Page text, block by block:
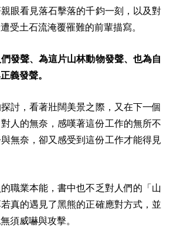
眼看見落石擊落的千鈞一刻，以及對
受土石流淹覆罹難的前輩描寫。
發聲、為這片山林動物發聲、也為自
義發聲。
討，看著壯闊美景之際，又在下一個
人的無奈，感嘆著這份工作的無所不
無奈，卻又感受到這份工作才能得見
職業本能，書中也不乏對人們的「山
真的遇見了黑熊的正確應對方式，並
須威嚇與攻擊。